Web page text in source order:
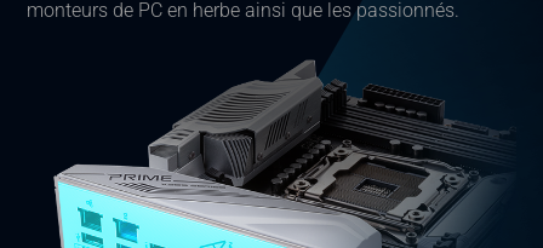
monteurs de PC en herbe ainsi que les passionnés.